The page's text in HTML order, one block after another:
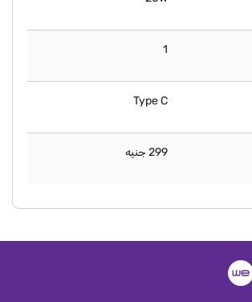
1
Type C
299 جنيه